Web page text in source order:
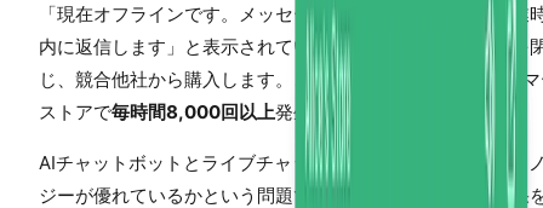
「現在オフラインです。メッセージを残してください。営業
内に返信します」と表示されています。ショッパーはタブを
じ、競合他社から購入します。このシナリオは世界中のEコ
ストアで毎時間8,000回以上発生しています。
AIチャットボットとライブチャットの議論は、どちらのテク
ジーが優れているかという問題ではありません。適切な結果